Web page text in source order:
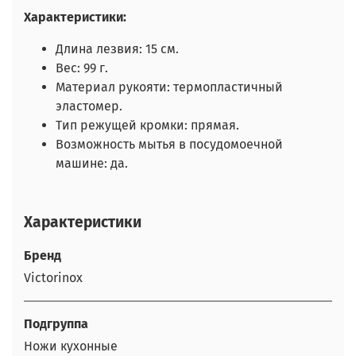
Характеристики:
Длина лезвия: 15 см.
Вес: 99 г.
Материал рукояти: термопластичный
эластомер.
Тип режущей кромки: прямая.
Возможность мытья в посудомоечной
машине: да.
Характеристики
Бренд
Victorinox
Подгруппа
Ножи кухонные